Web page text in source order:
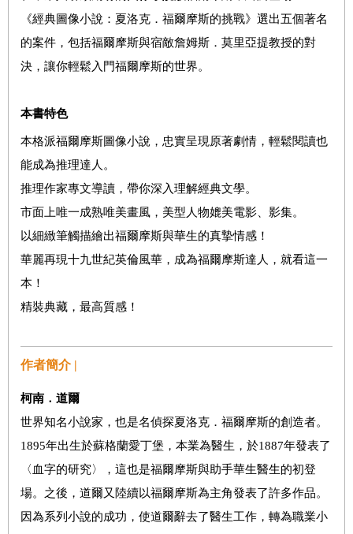
《經典圖像小說：夏洛克．福爾摩斯的挑戰》選出五個著名
的案件，包括福爾摩斯與宿敵詹姆斯．莫里亞提教授的對
決，讓你輕鬆入門福爾摩斯的世界。
本書特色
本格派福爾摩斯圖像小說，忠實呈現原著劇情，輕鬆閱讀也
能成為推理達人。
推理作家專文導讀，帶你深入理解經典文學。
市面上唯一成熟唯美畫風，美型人物媲美電影、影集。
以細緻筆觸描繪出福爾摩斯與華生的真摯情感！
華麗再現十九世紀英倫風華，成為福爾摩斯達人，就看這一
本！
精裝典藏，最高質感！
作者簡介 |
柯南．道爾
世界知名小說家，也是名偵探夏洛克．福爾摩斯的創造者。
1895年出生於蘇格蘭愛丁堡，本業為醫生，於1887年發表了
〈血字的研究〉，這也是福爾摩斯與助手華生醫生的初登
場。之後，道爾又陸續以福爾摩斯為主角發表了許多作品。
因為系列小說的成功，使道爾辭去了醫生工作，轉為職業小